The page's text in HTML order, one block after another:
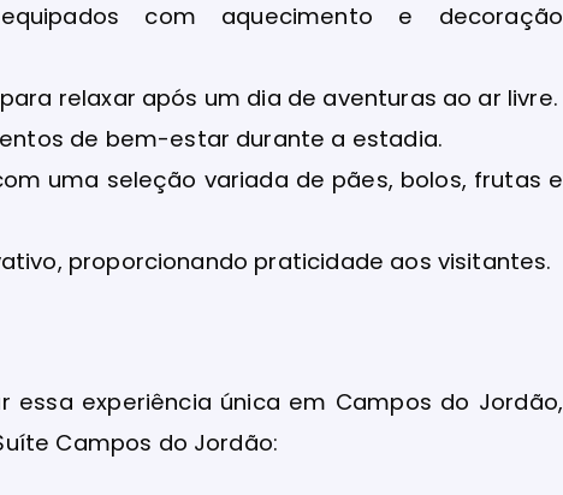
com aquecimento e decoração
relaxar após um dia de aventuras ao ar livre.
de bem-estar durante a estadia.
uma seleção variada de pães, bolos, frutas e
proporcionando praticidade aos visitantes.
essa experiência única em Campos do Jordão,
Campos do Jordão: